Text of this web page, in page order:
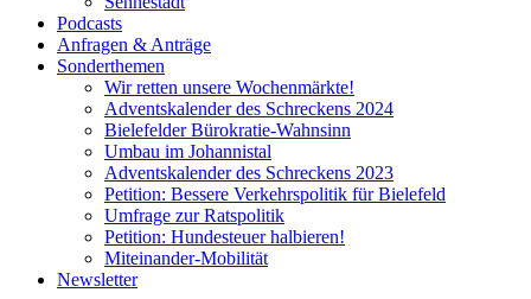
Podcasts
Anfragen & Anträge
Sonderthemen
Wir retten unsere Wochenmärkte!
Adventskalender des Schreckens 2024
Bielefelder Bürokratie-Wahnsinn
Umbau im Johannistal
Adventskalender des Schreckens 2023
Petition: Bessere Verkehrspolitik für Bielefeld​​
Umfrage zur Ratspolitik
Petition: Hundesteuer halbieren!
Miteinander-Mobilität
Newsletter